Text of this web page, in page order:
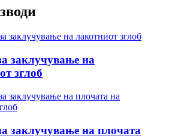
заклучување на
зглоб
заклучување на плочата